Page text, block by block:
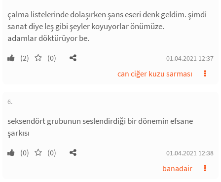
çalma listelerinde dolaşırken şans eseri denk geldim. şimdi
sanat diye leş gibi şeyler koyuyorlar önümüze.
adamlar döktürüyor be.
(2) (0) 01.04.2021 12:37
can ciğer kuzu sarması
6.
seksendört grubunun seslendirdiği bir dönemin efsane
şarkısı
(0) (0) 01.04.2021 12:38
banadair